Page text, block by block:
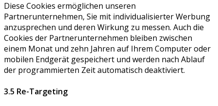
Diese Cookies ermöglichen unseren
Partnerunternehmen, Sie mit individualisierter Werbung
anzusprechen und deren Wirkung zu messen. Auch die
Cookies der Partnerunternehmen bleiben zwischen
einem Monat und zehn Jahren auf Ihrem Computer oder
mobilen Endgerät gespeichert und werden nach Ablauf
der programmierten Zeit automatisch deaktiviert.
3.5 Re-Targeting